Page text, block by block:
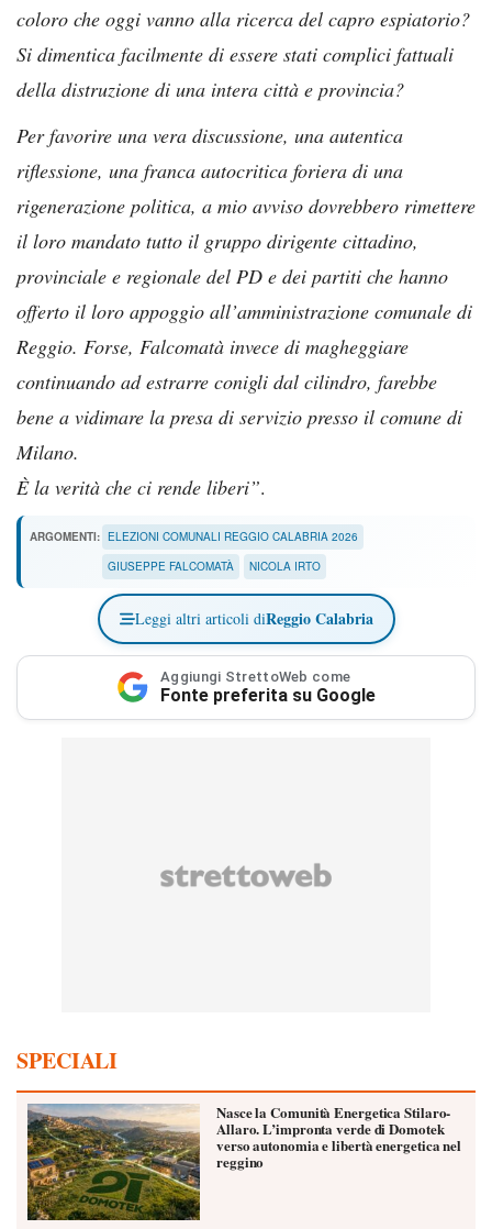
coloro che oggi vanno alla ricerca del capro espiatorio?
Si dimentica facilmente di essere stati complici fattuali
della distruzione di una intera città e provincia?
Per favorire una vera discussione, una autentica
riflessione, una franca autocritica foriera di una
rigenerazione politica, a mio avviso dovrebbero rimettere
il loro mandato tutto il gruppo dirigente cittadino,
provinciale e regionale del PD e dei partiti che hanno
offerto il loro appoggio all’amministrazione comunale di
Reggio. Forse, Falcomatà invece di magheggiare
continuando ad estrarre conigli dal cilindro, farebbe
bene a vidimare la presa di servizio presso il comune di
Milano.
È la verità che ci rende liberi”.
ARGOMENTI: ELEZIONI COMUNALI REGGIO CALABRIA 2026
GIUSEPPE FALCOMATÀ
NICOLA IRTO
Leggi altri articoli diReggio Calabria
Aggiungi StrettoWeb come
Fonte preferita su Google
SPECIALI
Nasce la Comunità Energetica Stilaro-
Allaro. L’impronta verde di Domotek
verso autonomia e libertà energetica nel
reggino